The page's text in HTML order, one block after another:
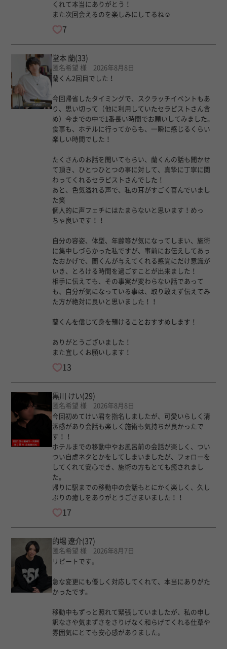
くれて本当にありがとう！
また次回会えるのを楽しみにしてるね☺︎
7
堂本 蘭(33)
匿名希望 様 2026年8月8日
蘭くん2回目でした！
今回帰省したタイミングで、スクラッチイベントもあ
り、思い切って（他に利用していたセラピストさん含
め）今までの中で1番長い時間でお願いしてみました。
食事も、ホテルに行ってからも、一瞬に感じるくらい
楽しい時間でした！
たくさんのお話を聞いてもらい、蘭くんの話も聞かせ
て頂き、ひとつひとつの事に対して、真摯に丁寧に関
わってくれるセラピストさんでした！
あと、色気溢れる声で、私の耳がすごく喜んでいまし
た笑
個人的に声フェチにはたまらないと思います！めっ
ちゃ良いです！！
自分の容姿、体型、年齢等が気になってしまい、施術
に集中しづらかった私ですが、事前にお伝えしてあっ
たおかげで、蘭くんが与えてくれる感覚にだけ意識が
いき、とろける時間を過ごすことが出来ました！
相手に伝えても、その事実が変わらない話であって
も、自分が気になっている事は、取り敢えず伝えてみ
た方が絶対に良いと思いました！！
蘭くんを信じて身を預けることおすすめします！
ありがとうございました！
また宜しくお願いします！
13
黒川 けい(29)
匿名希望 様 2026年8月8日
今回初めてけい君を指名しましたが、可愛いらしく清
潔感があり会話も楽しく施術も気持ちが良かったで
す！！
ホテルまでの移動中やお風呂前の会話が楽しく、つい
つい自虐ネタとかをしてしまいましたが、フォローを
してくれて安心でき、施術の方もとても癒されまし
た。
帰りに駅までの移動中の会話もとにかく楽しく、久し
ぶりの癒しをありがとうごさまいました！！
17
的場 遼介(37)
匿名希望 様 2026年8月7日
​リピートです。
​急な変更にも優しく対応してくれて、本当にありがた
かったです。
​移動中もずっと照れて緊張していましたが、私の申し
訳なさや気まずさをさりげなく和らげてくれる仕草や
雰囲気にとても安心感がありました。